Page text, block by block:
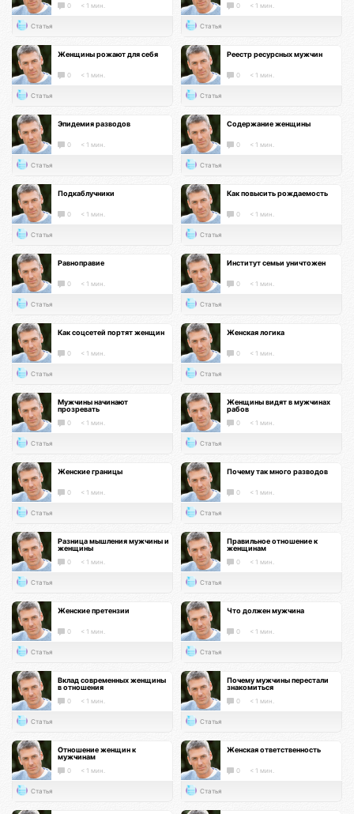
0 < 1 мин.
Статья
0 < 1 мин.
Статья
Женщины рожают для себя
0 < 1 мин.
Статья
Реестр ресурсных мужчин
0 < 1 мин.
Статья
Эпидемия разводов
0 < 1 мин.
Статья
Содержание женщины
0 < 1 мин.
Статья
Подкаблучники
0 < 1 мин.
Статья
Как повысить рождаемость
0 < 1 мин.
Статья
Равноправие
0 < 1 мин.
Статья
Институт семьи уничтожен
0 < 1 мин.
Статья
Как соцсетей портят женщин
0 < 1 мин.
Статья
Женская логика
0 < 1 мин.
Статья
Мужчины начинают
прозревать
0 < 1 мин.
Статья
Женщины видят в мужчинах
рабов
0 < 1 мин.
Статья
Женские границы
0 < 1 мин.
Статья
Почему так много разводов
0 < 1 мин.
Статья
Разница мышления мужчины и
женщины
0 < 1 мин.
Статья
Правильное отношение к
женщинам
0 < 1 мин.
Статья
Женские претензии
0 < 1 мин.
Статья
Что должен мужчина
0 < 1 мин.
Статья
Вклад современных женщины
в отношения
0 < 1 мин.
Статья
Почему мужчины перестали
знакомиться
0 < 1 мин.
Статья
Отношение женщин к
мужчинам
0 < 1 мин.
Статья
Женская ответственность
0 < 1 мин.
Статья